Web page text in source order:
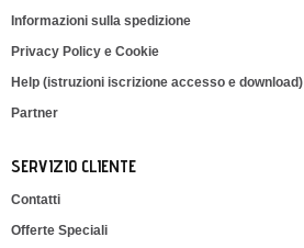
Informazioni sulla spedizione
Privacy Policy e Cookie
Help (istruzioni iscrizione accesso e download)
Partner
SERVIZIO CLIENTE
Contatti
Offerte Speciali